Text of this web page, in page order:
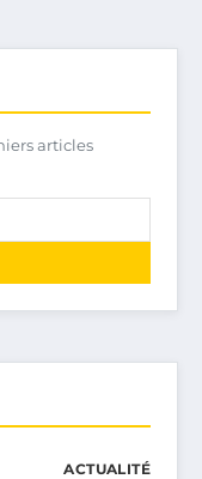
articles
ACTUALITÉ